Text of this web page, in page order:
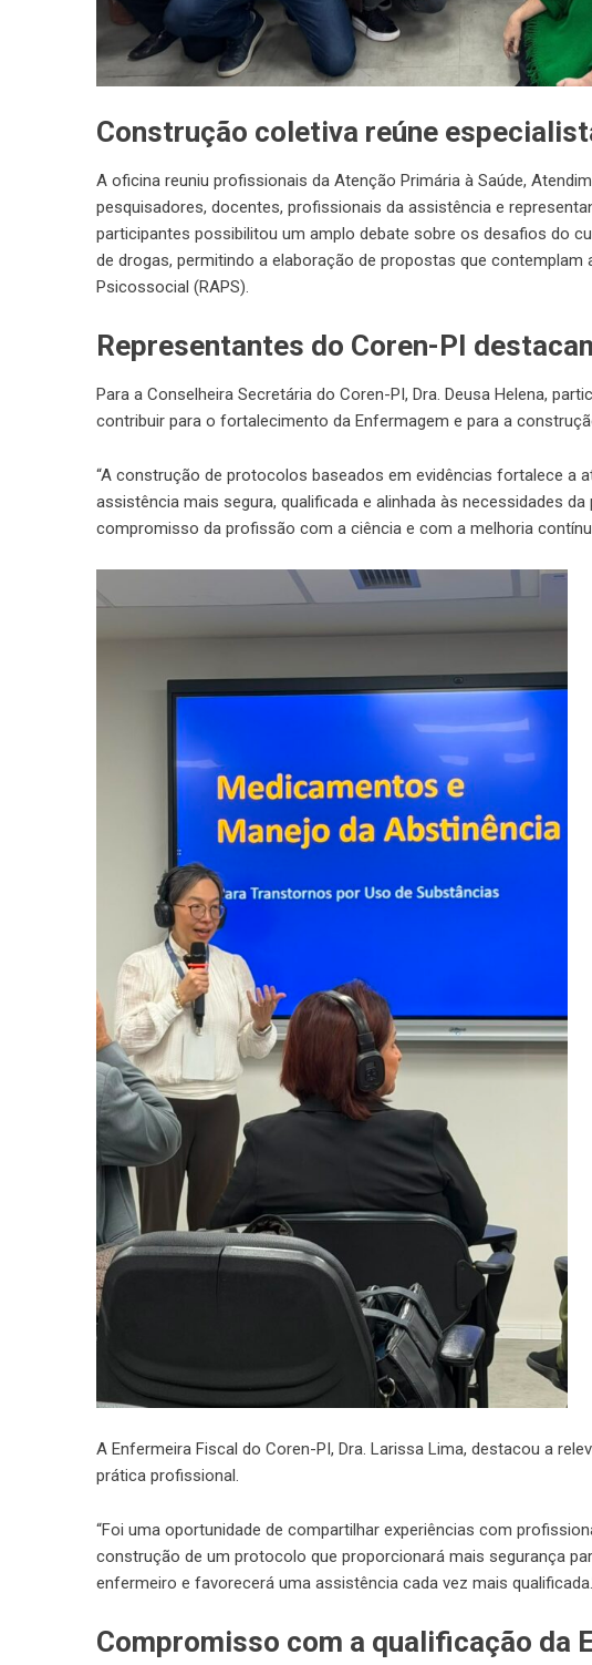
Construção coletiva reúne
A oficina reuniu profissionais da Atenção Primária à Saúde,
pesquisadores, docentes, profissionais da assistência e
participantes possibilitou um amplo debate sobre os desafios do
de drogas, permitindo a elaboração de propostas que contemplam
Psicossocial (RAPS).
Representantes do Coren-PI
Para a Conselheira Secretária do Coren-PI, Dra. Deusa Helena,
contribuir para o fortalecimento da Enfermagem e para a
“A construção de protocolos baseados em evidências fortalece a
assistência mais segura, qualificada e alinhada às necessidades
compromisso da profissão com a ciência e com a melhoria
A Enfermeira Fiscal do Coren-PI, Dra. Larissa Lima, destacou a
prática profissional.
“Foi uma oportunidade de compartilhar experiências com
construção de um protocolo que proporcionará mais segurança
enfermeiro e favorecerá uma assistência cada vez mais
Compromisso com a qualificação da